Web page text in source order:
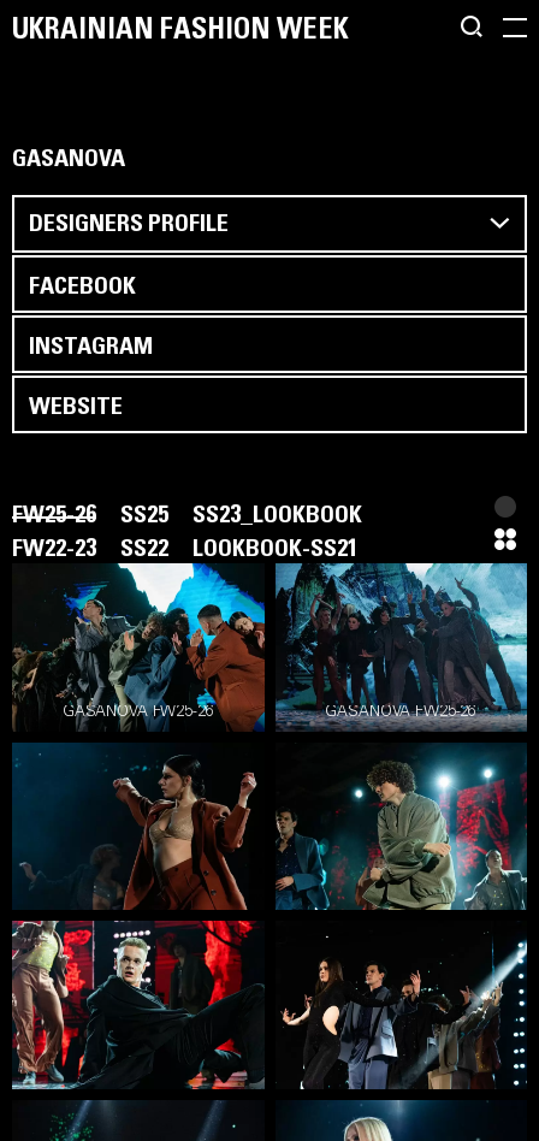
UKRAINIAN FASHION WEEK
GASANOVA
FW25-26 SS25
SS23_LOOKBOOK
FW22-23
SS22 LOOKBOOK-SS21
DESIGNERS PROFILE
GASANOVA – український бренд жіночого та
чоловічого одягу й аксесуарів. Зухвалий і креативний
стиль є візитівкою бренду. Ельвіра Гасанова у
повсякденному житті віддає перевагу чорному
кольору, але на своїх показах дивує масою
кольорових рішень. Дизайнерка співпрацювала з
багатьма зірками українського шоу-бізнесу – групою
«НеАнгели», Анастасією Приходько, Яною Соломко,
Надією Дорофеєвою, Регіною Тодоренко тощо. А
також із зірками світового класу – у її сукнях
знімалася світова модель Фанні Торрес, а також топ-
моделі Аліна Байкова і Сніжана Онопко.
FACEBOOK
INSTAGRAM
WEBSITE
GASANOVA FW25-26 GASANOVA FW25-26